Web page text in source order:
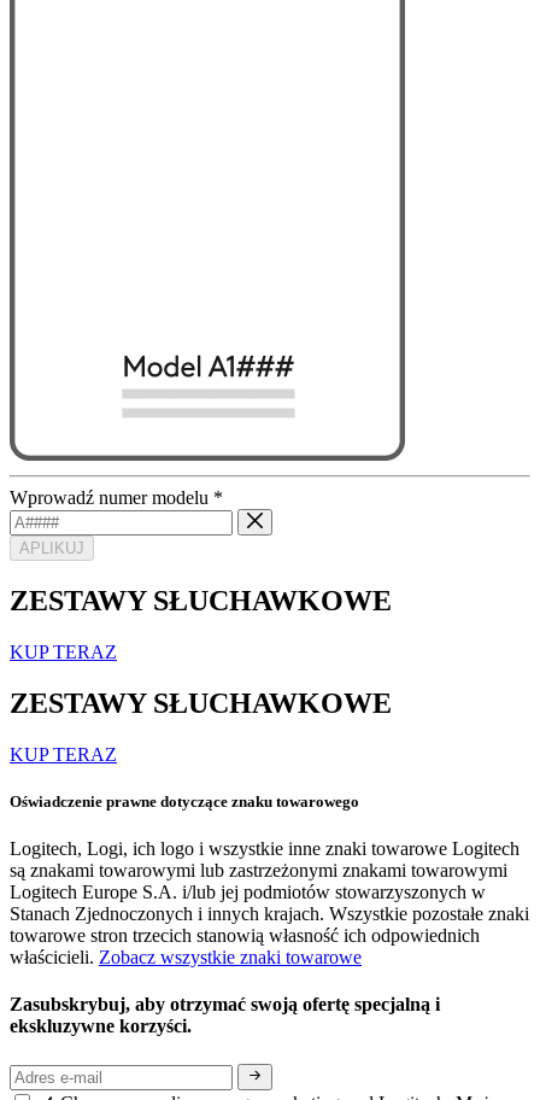
Wprowadź numer modelu *
APLIKUJ
ZESTAWY SŁUCHAWKOWE
KUP TERAZ
ZESTAWY SŁUCHAWKOWE
KUP TERAZ
Oświadczenie prawne dotyczące znaku towarowego
Logitech, Logi, ich logo i wszystkie inne znaki towarowe Logitech
są znakami towarowymi lub zastrzeżonymi znakami towarowymi
Logitech Europe S.A. i/lub jej podmiotów stowarzyszonych w
Stanach Zjednoczonych i innych krajach. Wszystkie pozostałe znaki
towarowe stron trzecich stanowią własność ich odpowiednich
właścicieli. Zobacz wszystkie znaki towarowe
Zasubskrybuj, aby otrzymać swoją ofertę specjalną i
ekskluzywne korzyści.